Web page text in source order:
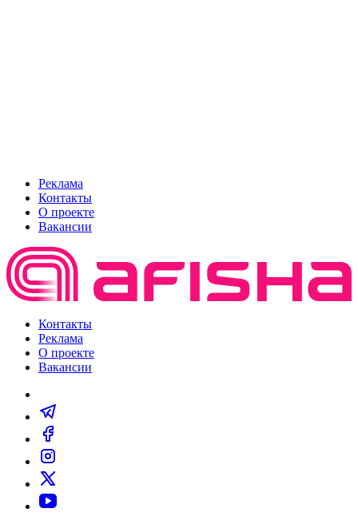
Реклама
Контакты
О проекте
Вакансии
Контакты
Реклама
О проекте
Вакансии